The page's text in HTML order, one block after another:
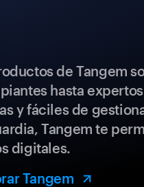
de Tangem
hasta
y fáciles de
Tangem te
digitales.
Tangem